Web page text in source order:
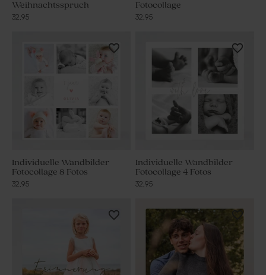
Weihnachtsspruch
32,95
Fotocollage
32,95
Individuelle Wandbilder
Fotocollage 8 Fotos
32,95
Individuelle Wandbilder
Fotocollage 4 Fotos
32,95